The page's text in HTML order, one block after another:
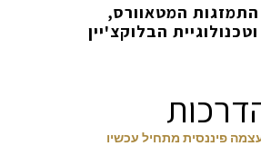
המטאוורס,
פיננסית מתחיל עכשיו